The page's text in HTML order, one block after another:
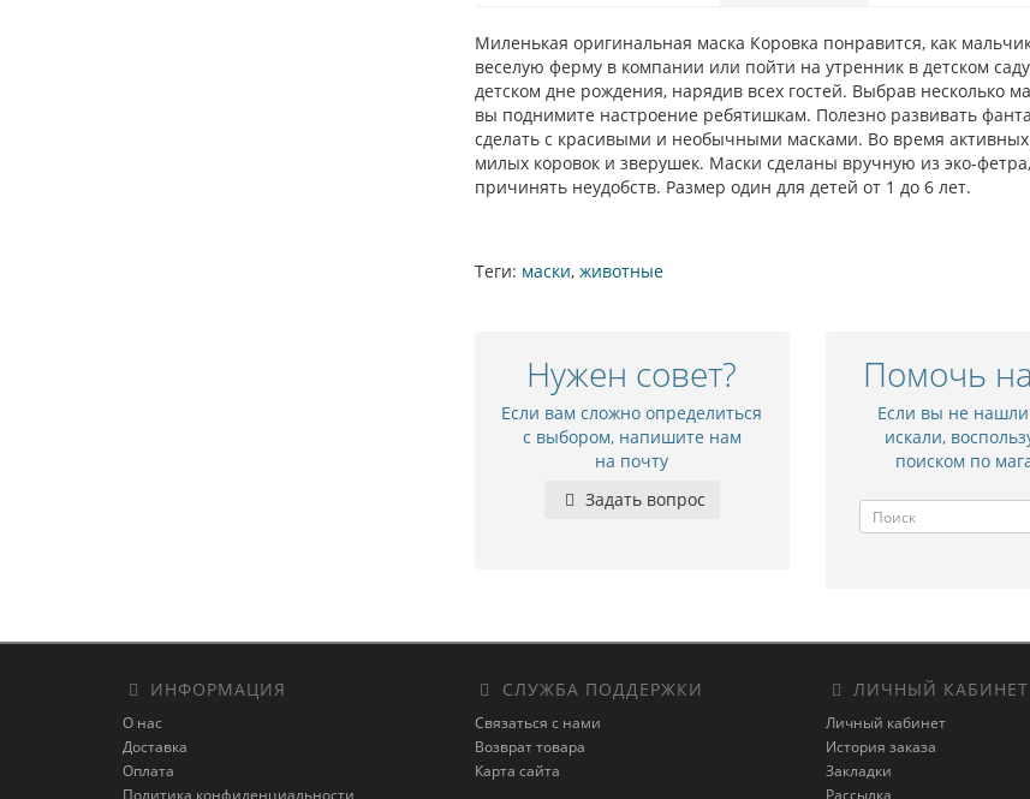
Миленькая оригинальная маска Коровка понравится, как
веселую ферму в компании или пойти на утренник в детском
детском дне рождения, нарядив всех гостей. Выбрав несколько
вы поднимите настроение ребятишкам. Полезно развивать
сделать с красивыми и необычными масками. Во время
милых коровок и зверушек. Маски сделаны вручную из эко-
причинять неудобств. Размер один для детей от 1 до 6 лет.
Теги: маски, животные
Нужен совет?
Если вам сложно определиться
с выбором, напишите нам
на почту
Задать вопрос
Помочь
Если вы не нашли
искали,
поиском по
ИНФОРМАЦИЯ
О нас
Доставка
Оплата
Политика конфиденциальности
СЛУЖБА ПОДДЕРЖКИ
Связаться с нами
Возврат товара
Карта сайта
ЛИЧНЫЙ КАБИНЕТ
Личный кабинет
История заказа
Закладки
Рассылка